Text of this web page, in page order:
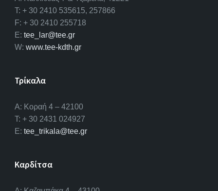
T: + 30 2410 535615, 257866
F: + 30 2410 255718
E: tee_lar@tee.gr
W: www.tee-kdth.gr
Τρίκαλα
Α: Κοραή 4 – 42100
T: + 30 2431 024927
E: tee_trikala@tee.gr
Καρδίτσα